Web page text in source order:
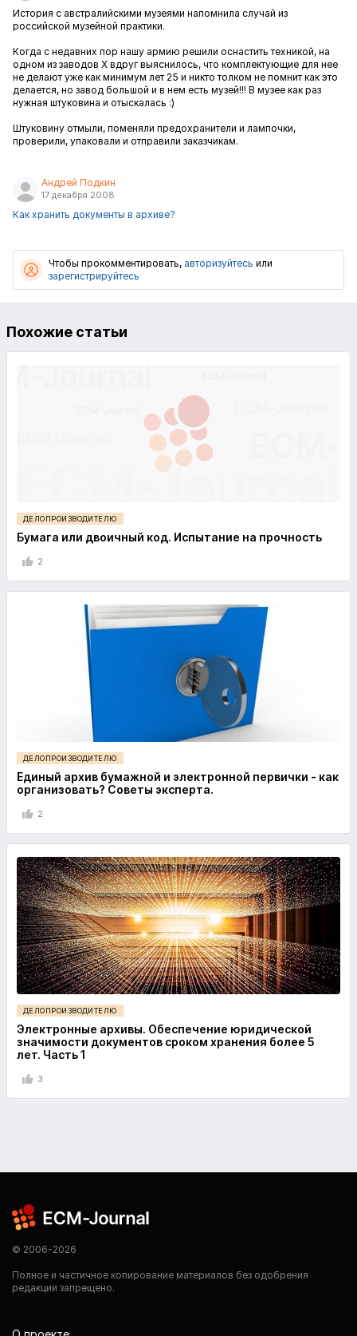
История с австралийскими музеями напомнила случай из
российской музейной практики.
Когда с недавних пор нашу армию решили оснастить техникой, на
одном из заводов Х вдруг выяснилось, что комплектующие для нее
не делают уже как минимум лет 25 и никто толком не помнит как это
делается, но завод большой и в нем есть музей!!! В музее как раз
нужная штуковина и отыскалась :)
Штуковину отмыли, поменяли предохранители и лампочки,
проверили, упаковали и отправили заказчикам.
Андрей Подкин
17 декабря 2008
Как хранить документы в архиве?
Чтобы прокомментировать, авторизуйтесь или
зарегистрируйтесь
Похожие статьи
ДЕЛОПРОИЗВОДИТЕЛЮ
Бумага или двоичный код. Испытание на прочность
2
ДЕЛОПРОИЗВОДИТЕЛЮ
Единый архив бумажной и электронной первички - как
организовать? Советы эксперта.
2
ДЕЛОПРОИЗВОДИТЕЛЮ
Электронные архивы. Обеспечение юридической
значимости документов сроком хранения более 5
лет. Часть 1
3
© 2006-2026
Полное и частичное копирование материалов без одобрения
редакции запрещено.